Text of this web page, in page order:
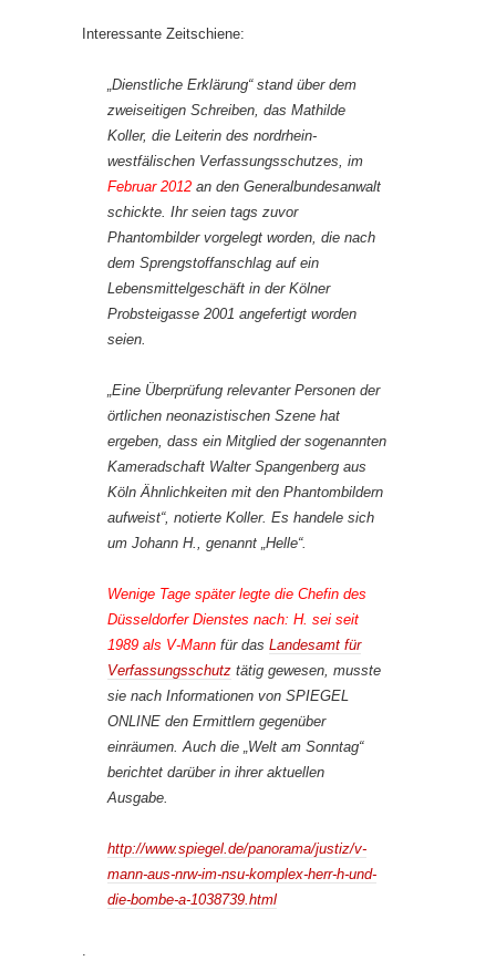
Interessante Zeitschiene:
„Dienstliche Erklärung“ stand über dem
zweiseitigen Schreiben, das Mathilde
Koller, die Leiterin des nordrhein-
westfälischen Verfassungsschutzes, im
Februar 2012 an den Generalbundesanwalt
schickte. Ihr seien tags zuvor
Phantombilder vorgelegt worden, die nach
dem Sprengstoffanschlag auf ein
Lebensmittelgeschäft in der Kölner
Probsteigasse 2001 angefertigt worden
seien.
„Eine Überprüfung relevanter Personen der
örtlichen neonazistischen Szene hat
ergeben, dass ein Mitglied der sogenannten
Kameradschaft Walter Spangenberg aus
Köln Ähnlichkeiten mit den Phantombildern
aufweist“, notierte Koller. Es handele sich
um Johann H., genannt „Helle“.
Wenige Tage später legte die Chefin des
Düsseldorfer Dienstes nach: H. sei seit
1989 als V-Mann für das Landesamt für
Verfassungsschutz tätig gewesen, musste
sie nach Informationen von SPIEGEL
ONLINE den Ermittlern gegenüber
einräumen. Auch die „Welt am Sonntag“
berichtet darüber in ihrer aktuellen
Ausgabe.
http://www.spiegel.de/panorama/justiz/v-
mann-aus-nrw-im-nsu-komplex-herr-h-und-
die-bombe-a-1038739.html
.